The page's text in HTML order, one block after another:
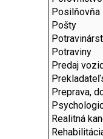
Posilňovňa
Pošty
Potraviny
Predaj
Preprava,
Realitná